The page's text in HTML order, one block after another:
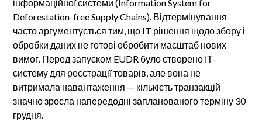
інформаційної системи (Information System for
Deforestation-free Supply Chains). Відтермінування
часто аргументується тим, що IT рішення щодо збору і
обробки даних не готові обробити масштаб нових
вимог. Перед запуском EUDR було створено ІТ-
систему для реєстрації товарів, але вона не
витримала навантаження — кількість транзакцій
значно зросла напередодні запланованого терміну 30
грудня.